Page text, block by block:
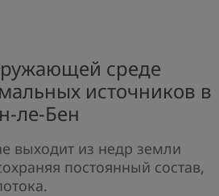
среде
источников в
ле-Бен
выходит из недр земли
постоянный состав,